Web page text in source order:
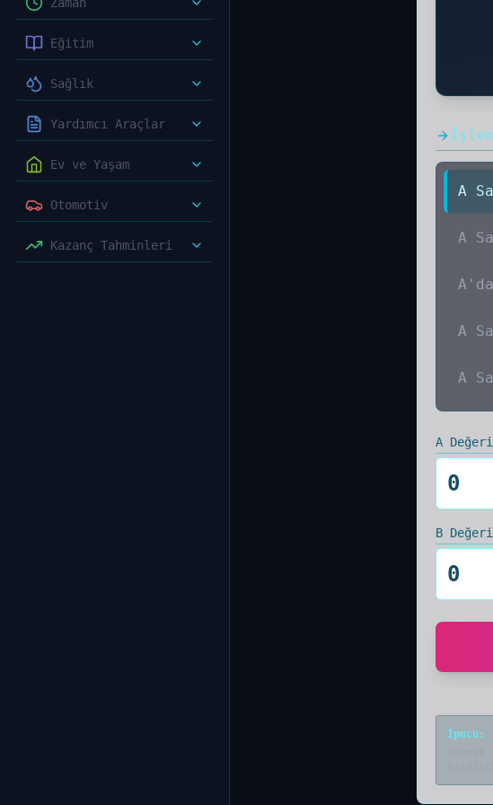
Eğitim
Sağlık
Yardımcı Araçlar
Ev ve Yaşam
Otomotiv
Kazanç Tahminleri
A
A
A
A
A Değeri
B Değeri
İpucu :